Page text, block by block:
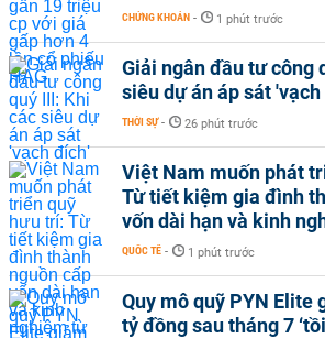
CHỨNG KHOÁN - 1 phút trước
Giải ngân đầu tư công
siêu dự án áp sát
THỜI SỰ - 26 phút trước
Việt Nam muốn phát
Từ tiết kiệm gia đình
vốn dài hạn và kinh
QUỐC TẾ - 1 phút trước
Quy mô quỹ PYN Elite
tỷ đồng sau tháng 7 ‘tồi